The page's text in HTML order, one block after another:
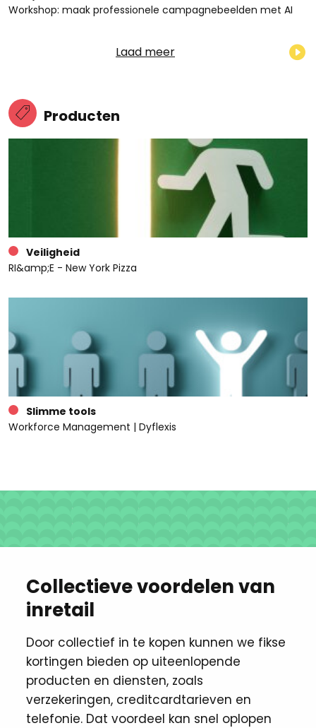
Workshop: maak professionele campagnebeelden met AI
Laad meer
Producten
Veiligheid
RI&amp;E - New York Pizza
Slimme tools
Workforce Management | Dyflexis
Collectieve voordelen van
inretail
Door collectief in te kopen kunnen we fikse
kortingen ​bieden op uiteenlopende
producten en diensten, zoals
verzekeringen, creditcardtarieven en
telefonie. Dat voordeel kan snel oplopen